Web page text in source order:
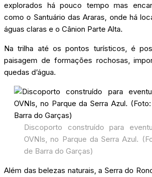
explorados há pouco tempo mas
como o Santuário das Araras, onde há
águas claras e o Cânion Parte Alta.
Na trilha até os pontos turísticos, é
paisagem de formações rochosas,
quedas d’água.
Discoporto construído para
OVNIs, no Parque da Serra Azul.
de Barra do Garças)
Além das belezas naturais, a Serra do